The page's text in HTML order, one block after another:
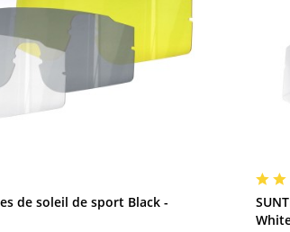
de soleil de sport Black -